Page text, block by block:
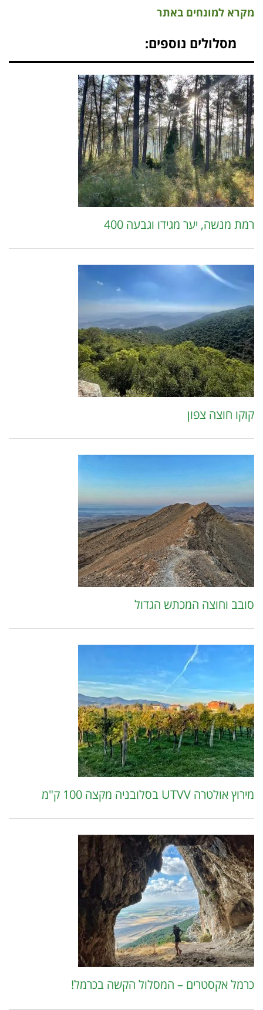
מקרא למונחים באתר
מסלולים נוספים:
רמת מנשה, יער מגידו וגבעה 400
קוקו חוצה צפון
סובב וחוצה המכתש הגדול
מירוץ אולטרה UTVV בסלובניה מקצה 100 ק"מ
כרמל אקסטרים – המסלול הקשה בכרמל!